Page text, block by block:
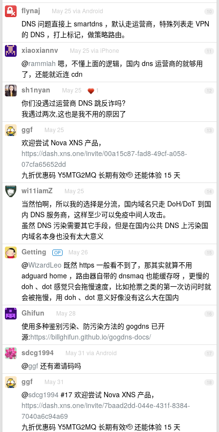
10
flynaj May 25 via Android
DNS 问题直接上 smartdns ，默认走运营商，特殊列表走 VPN
的 DNS ，打上标记，做策略路由。
11
xiaoxiannv May 25 via iPhone
@rammiah 嗯，不懂上面的逻辑，国内 dns 运营商的就够用
了，还能就近连 cdn
12
sh1nyan May 25 1
你们没遇过运营商 DNS 跳反诈吗?
我遇过两次,这也是我不用的原因了
13
ggf May 25
欢迎尝试 Nova XNS 产品，
https://dash.xns.one/invite/00a15c87-fad8-49cf-a058-
07cfa65652dd
九折优惠码 Y5MTG2MQ 长期有效🫡 还能体验 15 天
14
wi11iamZ May 25
当然怕啊，所以我的选择是分流，国内域名只走 DoH/DoT 到国
内 DNS 服务商，这样至少可以免疫中间人攻击。
虽然 DNS 污染需要其它手段，但是在国内公共 DNS 上污染国
内域名本身也没有太大意义
15
Getting OP May 26
@WizardLeo 既然 https 一般看不到了，那其实就算不用
adguard home ，路由器自带的 dnsmaq 也能缓存呀 ，更慢的
doh 、dot 感觉只会拖慢速度，比如抢票之类的第一次访问时就
会被拖慢，用 doh 、dot 意义好像没有这么大在国内
16
Ghifun May 28
使用多种鉴别污染、防污染方法的 gogdns 已开
源:https://billghifun.github.io/gogdns-docs/
17
sdcg1994 May 31 via Android
@ggf 还有邀请码吗
18
ggf May 31
@sdcg1994 #17 欢迎尝试 Nova XNS 产品，
https://dash.xns.one/invite/7baad2dd-044e-431f-8384-
7040a6c94a69
九折优惠码 Y5MTG2MQ 长期有效🫡 还能体验 15 天